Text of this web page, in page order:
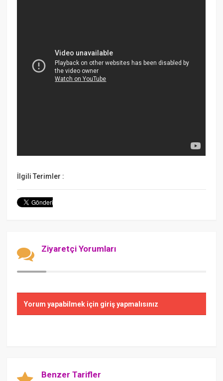
İlgili Terimler :
Ziyaretçi Yorumları
Yorum yapabilmek için giriş yapmalısınız
Benzer Tarifler